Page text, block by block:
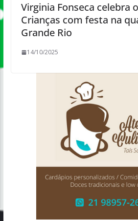
Virginia Fonseca celebra
Crianças com festa na
Grande Rio
14/10/2025